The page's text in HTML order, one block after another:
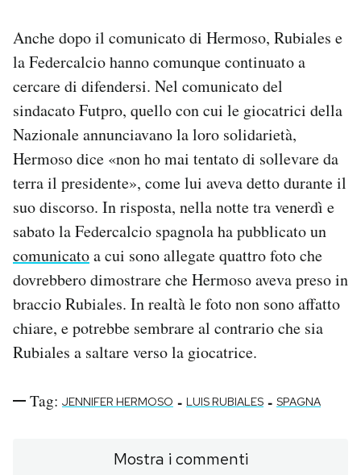
Anche dopo il comunicato di Hermoso, Rubiales e
la Federcalcio hanno comunque continuato a
cercare di difendersi. Nel comunicato del
sindacato Futpro, quello con cui le giocatrici della
Nazionale annunciavano la loro solidarietà,
Hermoso dice «non ho mai tentato di sollevare da
terra il presidente», come lui aveva detto durante il
suo discorso. In risposta, nella notte tra venerdì e
sabato la Federcalcio spagnola ha pubblicato un
comunicatoa cui sono allegate quattro foto che
dovrebbero dimostrare che Hermoso aveva preso in
braccio Rubiales. In realtà le foto non sono affatto
chiare, e potrebbe sembrare al contrario che sia
Rubiales a saltare verso la giocatrice.
Tag: JENNIFER HERMOSO - LUIS RUBIALES - SPAGNA
Mostra i commenti